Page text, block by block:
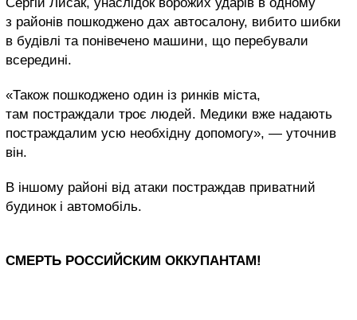
Сергій Лисак, унаслідок ворожих ударів в одному
з районів пошкоджено дах автосалону, вибито шибки
в будівлі та понівечено машини, що перебували
всередині.
«Також пошкоджено один із ринків міста,
там постраждали троє людей. Медики вже надають
постраждалим усю необхідну допомогу», — уточнив
він.
В іншому районі від атаки постраждав приватний
будинок і автомобіль.
СМЕРТЬ РОССИЙСКИМ ОККУПАНТАМ!